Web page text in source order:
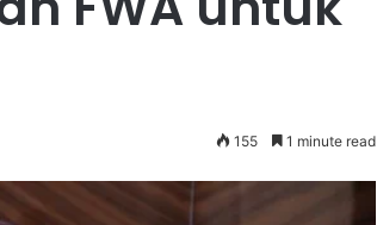
155 1 minute read